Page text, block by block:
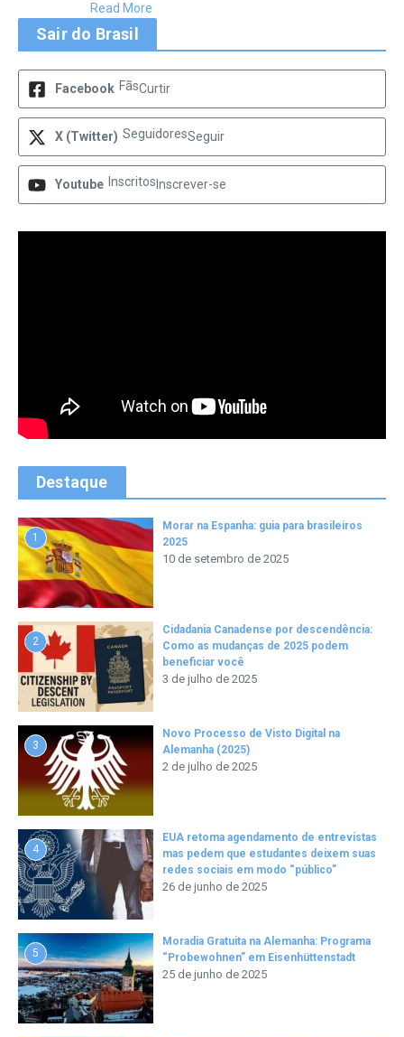
Read More
Sair do Brasil
Facebook FãsCurtir
X (Twitter) SeguidoresSeguir
Youtube Inscritos Inscrever-se
Destaque
1
Morar na Espanha: guia para brasileiros
2025
10 de setembro de 2025
2
Cidadania Canadense por descendência:
Como as mudanças de 2025 podem
beneficiar você
3 de julho de 2025
3
Novo Processo de Visto Digital na
Alemanha (2025)
2 de julho de 2025
4
EUA retoma agendamento de entrevistas
mas pedem que estudantes deixem suas
redes sociais em modo “público”
26 de junho de 2025
5
Moradia Gratuita na Alemanha: Programa
“Probewohnen” em Eisenhüttenstadt
25 de junho de 2025